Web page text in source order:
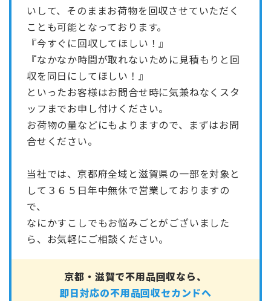
いして、そのままお荷物を回収させていただく
ことも可能となっております。
『今すぐに回収してほしい！』
『なかなか時間が取れないために見積もりと回
収を同日にしてほしい！』
といったお客様はお問合せ時に気兼ねなくスタ
ッフまでお申し付けください。
お荷物の量などにもよりますので、まずはお問
合せください。
当社では、京都府全域と滋賀県の一部を対象と
して３６５日年中無休で営業しておりますの
で、
なにかすこしでもお悩みごとがございました
ら、お気軽にご相談ください。
京都・滋賀で不用品回収なら、
即日対応の不用品回収セカンドへ